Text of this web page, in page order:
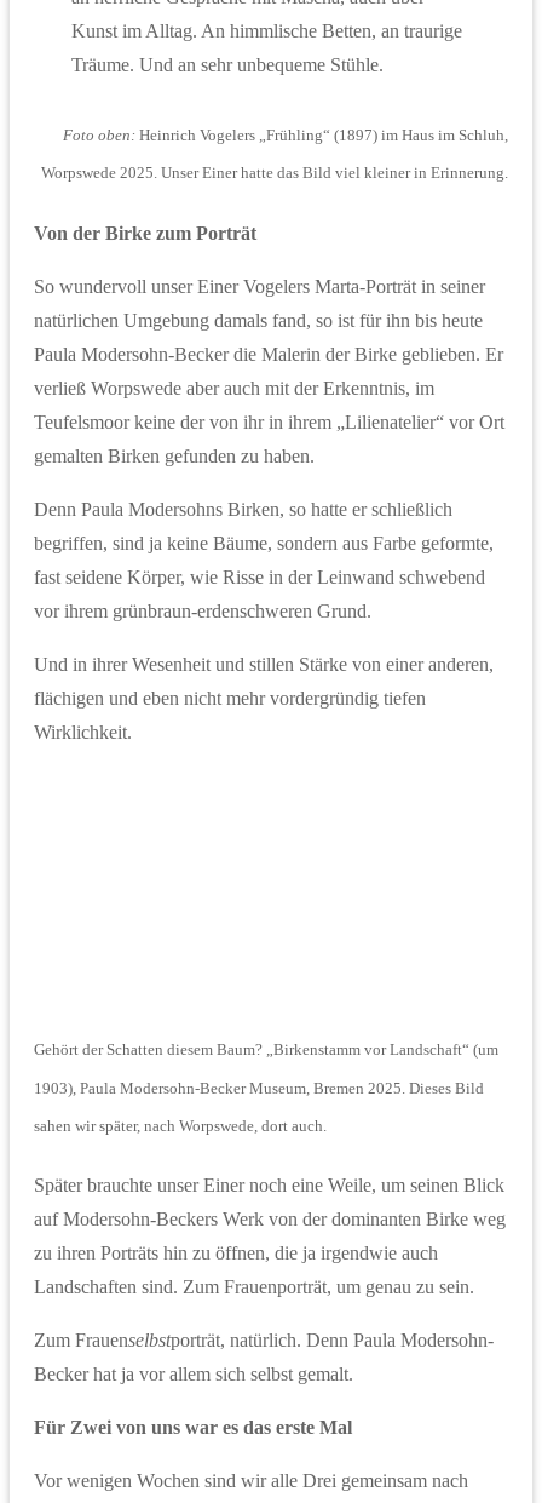
Kunst im Alltag. An himmlische Betten, an traurige
Träume. Und an sehr unbequeme Stühle.
Foto oben: Heinrich Vogelers „Frühling“ (1897) im Haus im Schluh,
Worpswede 2025. Unser Einer hatte das Bild viel kleiner in Erinnerung.
Von der Birke zum Porträt
So wundervoll unser Einer Vogelers Marta-Porträt in seiner
natürlichen Umgebung damals fand, so ist für ihn bis heute
Paula Modersohn-Becker die Malerin der Birke geblieben. Er
verließ Worpswede aber auch mit der Erkenntnis, im
Teufelsmoor keine der von ihr in ihrem „Lilienatelier“ vor Ort
gemalten Birken gefunden zu haben.
Denn Paula Modersohns Birken, so hatte er schließlich
begriffen, sind ja keine Bäume, sondern aus Farbe geformte,
fast seidene Körper, wie Risse in der Leinwand schwebend
vor ihrem grünbraun-erdenschweren Grund.
Und in ihrer Wesenheit und stillen Stärke von einer anderen,
flächigen und eben nicht mehr vordergründig tiefen
Wirklichkeit.
Gehört der Schatten diesem Baum? „Birkenstamm vor Landschaft“ (um
1903), Paula Modersohn-Becker Museum, Bremen 2025. Dieses Bild
sahen wir später, nach Worpswede, dort auch.
Später brauchte unser Einer noch eine Weile, um seinen Blick
auf Modersohn-Beckers Werk von der dominanten Birke weg
zu ihren Porträts hin zu öffnen, die ja irgendwie auch
Landschaften sind. Zum Frauenporträt, um genau zu sein.
Zum Frauenselbstporträt, natürlich. Denn Paula Modersohn-
Becker hat ja vor allem sich selbst gemalt.
Für Zwei von uns war es das erste Mal
Vor wenigen Wochen sind wir alle Drei gemeinsam nach